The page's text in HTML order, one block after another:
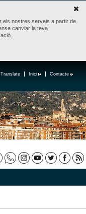
els nostres serveis a partir de
canviar la teva
Contacte
Inici